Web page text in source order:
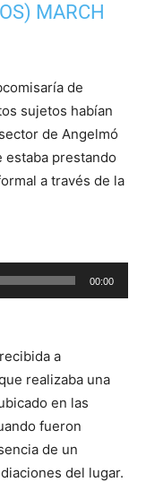
MARCH
de
sujetos habían
de Angelmó
prestando
a través de la
00:00
a
realizaba una
en las
fueron
de un
del lugar.